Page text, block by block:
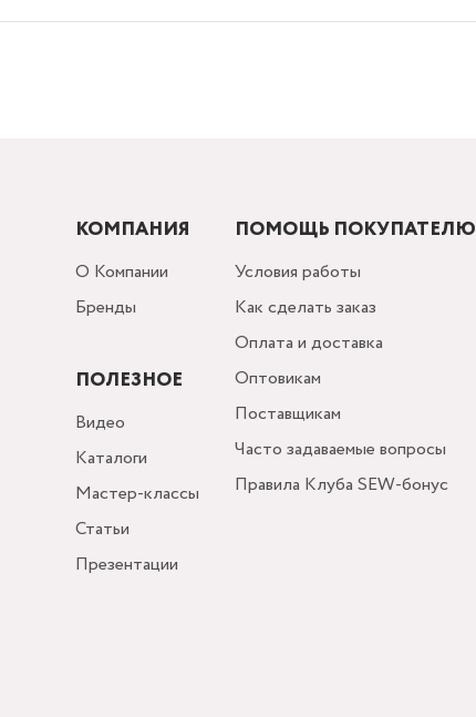
КОМПАНИЯ
О Компании
Бренды
ПОЛЕЗНОЕ
Видео
Каталоги
Мастер-классы
Статьи
Презентации
ПОМОЩЬ ПОКУПАТЕЛЮ
Условия работы
Как сделать заказ
Оплата и доставка
Оптовикам
Поставщикам
Часто задаваемые вопросы
Правила Клуба SEW-бонус